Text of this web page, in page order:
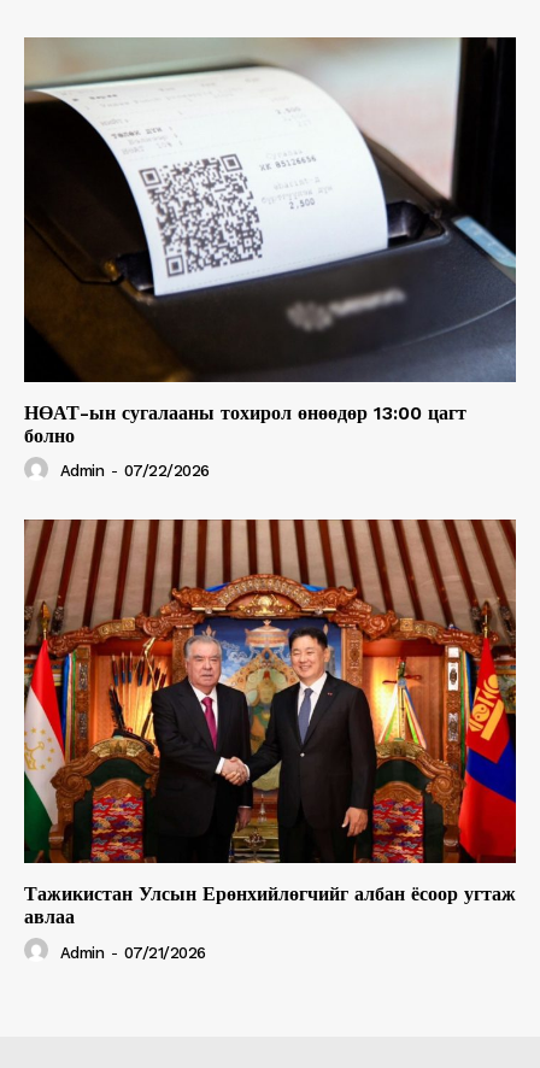
НӨАТ-ын сугалааны тохирол өнөөдөр 13:00 цагт
болно
Admin - 07/22/2026
Тажикистан Улсын Ерөнхийлөгчийг албан ёсоор угтаж
авлаа
Admin - 07/21/2026